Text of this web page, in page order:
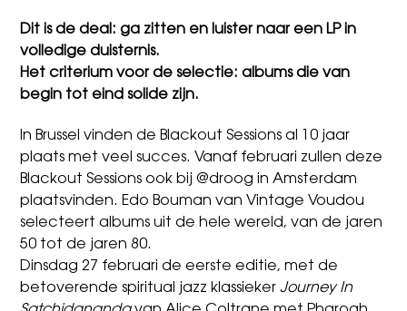
Dit is de deal: ga zitten en luister naar een LP in
volledige duisternis.
Het criterium voor de selectie: albums die van
begin tot eind solide zijn.
In Brussel vinden de Blackout Sessions al 10 jaar
plaats met veel succes. Vanaf februari zullen deze
Blackout Sessions ook bij @droog in Amsterdam
plaatsvinden. Edo Bouman van Vintage Voudou
selecteert albums uit de hele wereld, van de jaren
50 tot de jaren 80.
Dinsdag 27 februari de eerste editie, met de
betoverende spiritual jazz klassiekerJourney In